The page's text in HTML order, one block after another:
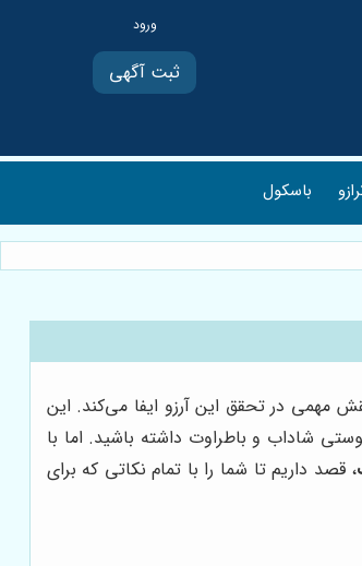
ثبت آگهی
باسکول
مهمی در تحقق این آرزو ایفا می‌کند. این
شاداب و باطراوت داشته باشید. اما با
، قصد داریم تا شما را با تمام نکاتی که برای